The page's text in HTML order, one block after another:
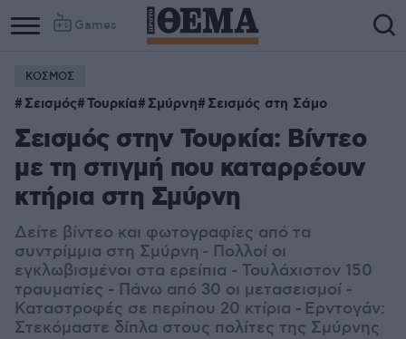
Games
ΚΟΣΜΟΣ
Σεισμός Τουρκία Σμύρνη Σεισμός στη Σάμο
Σεισμός στην Τουρκία: Βίντεο
με τη στιγμή που καταρρέουν
κτήρια στη Σμύρνη
Δείτε βίντεο και φωτογραφίες από τα
συντρίμμια στη Σμύρνη - Πολλοί οι
εγκλωβισμένοι στα ερείπια - Τουλάχιστον 150
τραυματίες - Πάνω από 30 οι μετασεισμοί -
Καταστροφές σε περίπου 20 κτίρια - Ερντογάν:
Στεκόμαστε δίπλα στους πολίτες της Σμύρνης